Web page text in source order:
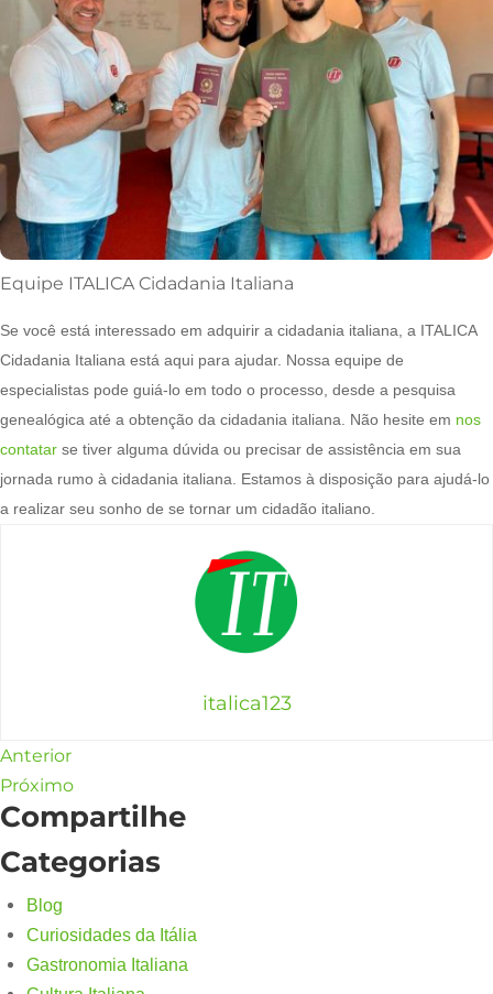
Equipe ITALICA Cidadania Italiana
Se você está interessado em adquirir a cidadania italiana, a ITALICA
Cidadania Italiana está aqui para ajudar. Nossa equipe de
especialistas pode guiá-lo em todo o processo, desde a pesquisa
genealógica até a obtenção da cidadania italiana. Não hesite em nos
contatar se tiver alguma dúvida ou precisar de assistência em sua
jornada rumo à cidadania italiana. Estamos à disposição para ajudá-lo
a realizar seu sonho de se tornar um cidadão italiano.
italica123
Anterior
Próximo
Compartilhe
Categorias
Blog
Curiosidades da Itália
Gastronomia Italiana